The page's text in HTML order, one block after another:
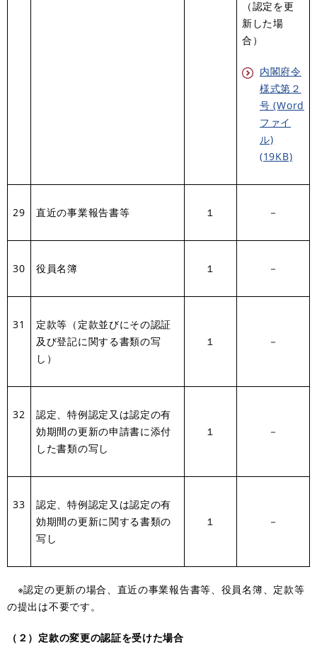
（認定を更
新した場
合）
内閣府令
様式第２
号 (Word
ファイ
ル)
(19KB)
29 直近の事業報告書等 １ －
30 役員名簿 １ －
31
定款等（定款並びにその認証
及び登記に関する書類の写
し）
１ －
32
認定、特例認定又は認定の有
効期間の更新の申請書に添付
した書類の写し
１ －
33
認定、特例認定又は認定の有
効期間の更新に関する書類の
写し
１ －
※認定の更新の場合、直近の事業報告書等、役員名簿、定款等
の提出は不要です。
（２）定款の変更の認証を受けた場合